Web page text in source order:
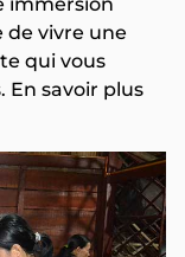
de vivre une
qui vous
En savoir plus